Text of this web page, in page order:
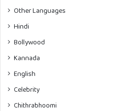
Other Languages
Hindi
Bollywood
Kannada
English
Celebrity
Chithrabhoomi